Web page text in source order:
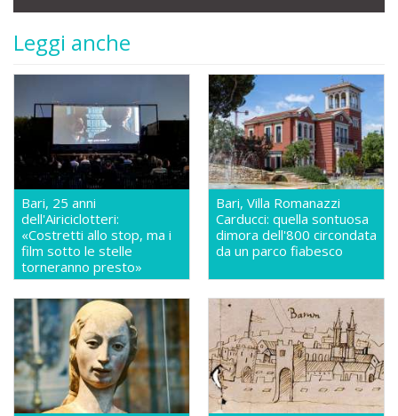
Leggi anche
Bari, 25 anni
dell'Airiciclotteri:
«Costretti allo stop, ma i
film sotto le stelle
torneranno presto»
Bari, Villa Romanazzi
Carducci: quella sontuosa
dimora dell'800 circondata
da un parco fiabesco